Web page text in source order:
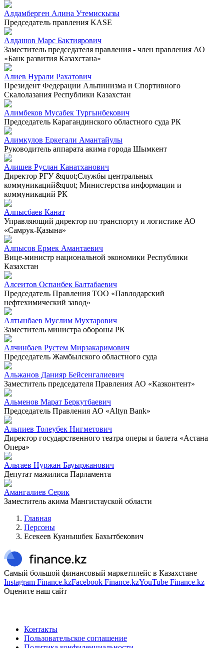
Алдамберген Алина Утемискызы
Председатель правления KASE
Алдашов Марс Бактиярович
Заместитель председателя правления - член правления АО
«Банк развития Казахстана»
Алиев Нурали Рахатович
Президент Федерации Альпинизма и Спортивного
Скалолазания Республики Казахстан
Алимбеков Мусабек Тургынбекович
Председатель Карагандинского областного суда РК
Алимкулов Еркегали Амантайулы
Руководитель аппарата акима города Шымкент
Алишев Руслан Канатханович
Директор РГУ &quot;Службы центральных
коммуникаций&quot; Министерства информации и
коммуникаций РК
Алпысбаев Канат
Управляющий директор по транспорту и логистике АО
«Самрук-Қазына»
Алпысов Ермек Амантаевич
Вице-министр национальной экономики Республики
Казахстан
Алсеитов Оспанбек Балтабаевич
Председатель Правления ТОО «Павлодарский
нефтехимический завод»
Алтынбаев Муслим Мухтарович
Заместитель министра обороны РК
Алчинбаев Рустем Мирзакаримович
Председатель Жамбылского областного суда
Альжанов Данияр Бейсенгалиевич
Заместитель председателя Правления АО «Казконтент»
Альменов Марат Беркутбаевич
Председатель Правления АО «Altyn Bank»
Альпиев Толеубек Нигметович
Директор государственного театра оперы и балета «Астана
Опера»
Альтаев Нуржан Бауыржанович
Депутат мажилиса Парламента
Амангалиев Серик
Заместитель акима Мангистауской области
Главная
Персоны
Есекеев Куанышбек Бахытбекович
Самый большой финансовый маркетплейс в Казахстане
Instagram Finance.kzFacebook Finance.kzYouTube Finance.kz
Оцените наш сайт
Контакты
Пользовательское соглашение